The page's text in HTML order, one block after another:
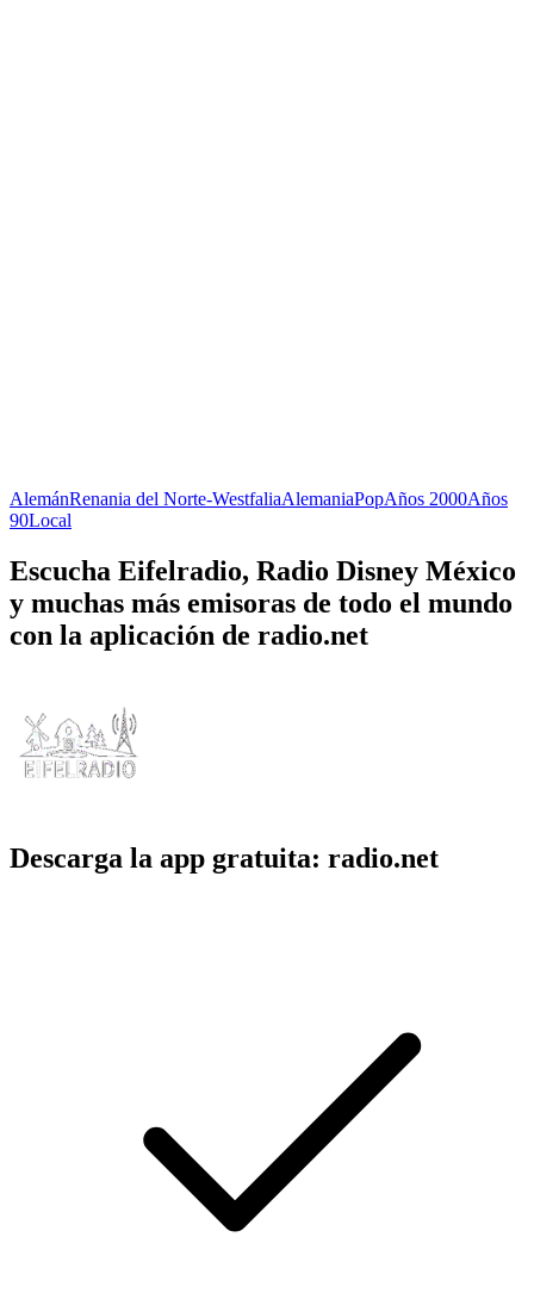
AlemánRenania del Norte-WestfaliaAlemaniaPopAños 2000Años
90Local
Escucha Eifelradio, Radio Disney México
y muchas más emisoras de todo el mundo
con la aplicación de radio.net
Descarga la app gratuita: radio.net